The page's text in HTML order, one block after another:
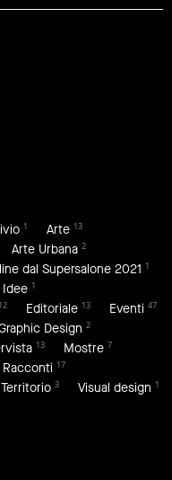
1 Arte 13
Arte Urbana 2
dal Supersalone 2021 1
1
12 Editoriale 13 Eventi 47
Design 2
13 Mostre 7
Racconti 17
Territorio 3 Visual design 1